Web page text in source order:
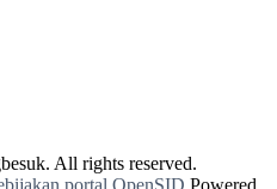
. All rights reserved.